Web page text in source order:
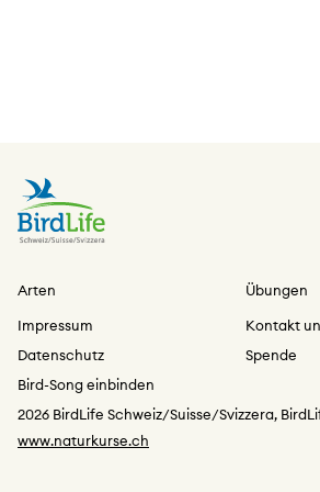
Arten
Übungen
Impressum
Kontakt
Datenschutz
Spende
Bird-Song einbinden
2026 BirdLife Schweiz/Suisse/Svizzera,
www.naturkurse.ch